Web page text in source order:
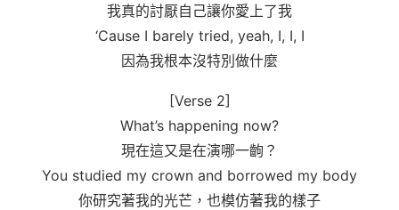
我真的討厭自己讓你愛上了我
‘Cause I barely tried, yeah, I, I, I
因為我根本沒特別做什麼
[Verse 2]
What’s happening now?
現在這又是在演哪一齣？
You studied my crown and borrowed my body
你研究著我的光芒，也模仿著我的樣子